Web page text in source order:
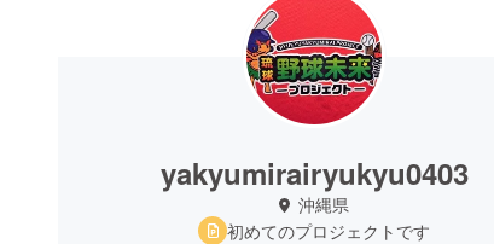
yakyumirairyukyu0403
沖縄県
初めてのプロジェクトです